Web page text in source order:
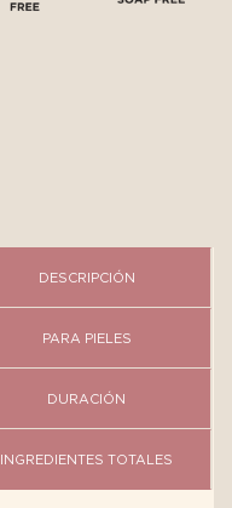
DESCRIPCIÓN
PARA PIELES
DURACIÓN
INGREDIENTES TOTALES